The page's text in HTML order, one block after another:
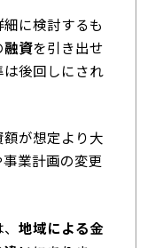
に検討するも
融資を引き出せ
後回しにされ
が想定より大
業計画の変更
地域による金